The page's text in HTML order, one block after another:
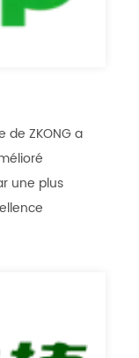
de ZKONG a
une plus